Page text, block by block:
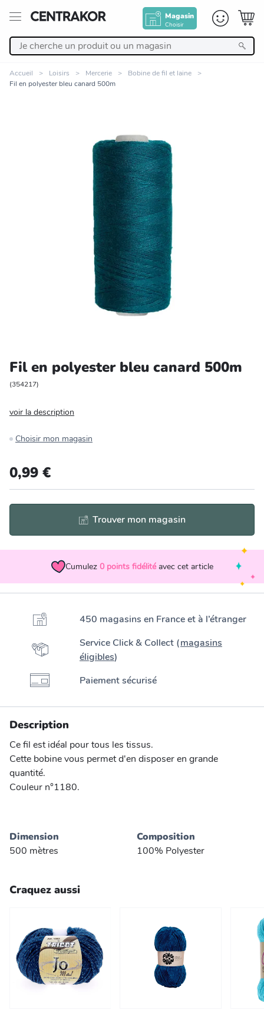
Magasin
Choisir
Linge de maison
Cuisine et art de la table
Salle de bain et beauté
Entretien et rangement
Bricolage et auto
Accueil Loisirs Mercerie
Bobine de fil et laine
Fil en polyester bleu canard 500m
Fil en polyester bleu canard 500m
(354217)
voir la description
Choisir mon magasin
0,99 €
Trouver mon magasin
Cumulez 0 points fidélité avec cet article
450 magasins en France et à l’étranger
Service Click & Collect (magasins
éligibles)
Paiement sécurisé
Description
Ce fil est idéal pour tous les tissus.
Cette bobine vous permet d'en disposer en grande
quantité.
Couleur n°1180.
Dimension
500 mètres
Composition
100% Polyester
Craquez aussi